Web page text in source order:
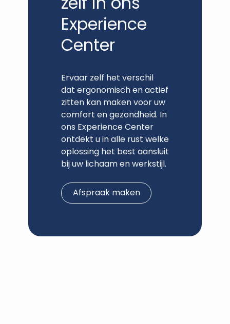
Experience
Center
Ervaar zelf het verschil
dat ergonomisch en actief
zitten kan maken voor uw
comfort en gezondheid. In
ons Experience Center
ontdekt u in alle rust welke
oplossing het best aansluit
bij uw lichaam en werkstijl.
Afspraak maken